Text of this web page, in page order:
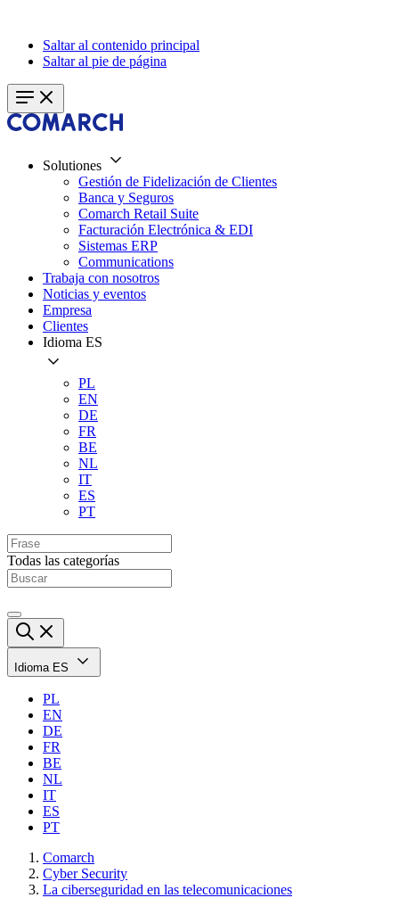
Saltar al contenido principal
Saltar al pie de página
Solutiones
Gestión de Fidelización de Clientes
Banca y Seguros
Comarch Retail Suite
Facturación Electrónica & EDI
Sistemas ERP
Communications
Trabaja con nosotros
Noticias y eventos
Empresa
Clientes
Idioma ES
PL
EN
DE
FR
BE
NL
IT
ES
PT
Todas las categorías
Idioma ES
PL
EN
DE
FR
BE
NL
IT
ES
PT
Comarch
Cyber Security
La ciberseguridad en las telecomunicaciones